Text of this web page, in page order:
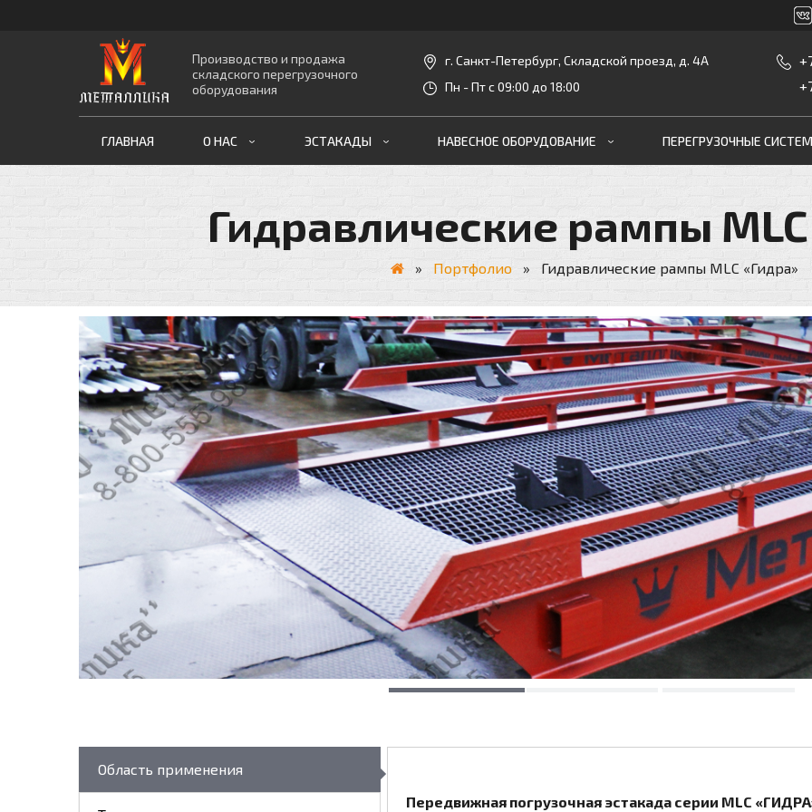
Производство и продажа
складского перегрузочного
оборудования
г. Санкт-Петербург, Складской проезд, д. 4А
Пн - Пт с 09:00 до 18:00
ГЛАВНАЯ О НАС ЭСТАКАДЫ НАВЕСНОЕ ОБОРУДОВАНИЕ ПЕРЕГРУЗОЧНЫЕ
Гидравлические рампы
» Портфолио » Гидравлические рампы MLC «Гидра»
Область применения
Передвижная погрузочная эстакада серии MLC